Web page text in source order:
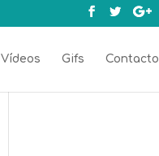
Vídeos Gifs Contacto